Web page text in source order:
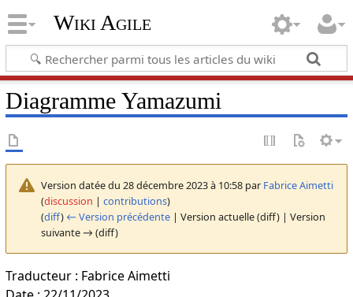
Wiki Agile
Diagramme Yamazumi
Version datée du 28 décembre 2023 à 10:58 par Fabrice Aimetti
(discussion | contributions)
(diff) ← Version précédente| Version actuelle (diff) | Version
suivante → (diff)
Traducteur : Fabrice Aimetti